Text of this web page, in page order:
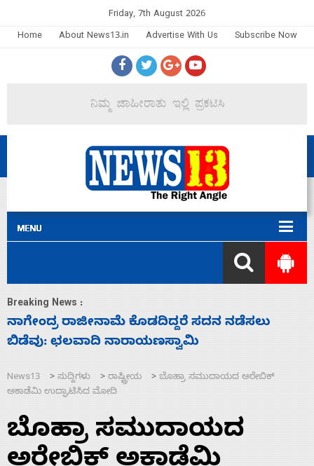
Friday, 7th August 2026
Home
About News13.in Advertise With Us Subscribe Now
Breaking News :
ಸಚಿವ ಸಂಪುಟ ವಿಸ್ತರಣೆ ಮಾಡಿದ್ದು ಹಣಬಲ ಮತ್ತು
ಹೈಕಮಾಂಡ್ ರಾಜಕಾರಣಕ್ಕೆ: ವಿಜಯೇಂದ್ರ
News13 > ಸುದ್ದಿಗಳು > ರಾಷ್ಟ್ರೀಯ > ಬೊಹ್ರಾ ಸಮುದಾಯದ ಅರೇಬಿಕ್
ಅಕಾಡೆಮಿ ಉದ್ಘಾಟಿಸಿದ ಮೋದಿ
ಬೊಹ್ರಾ ಸಮುದಾಯದ